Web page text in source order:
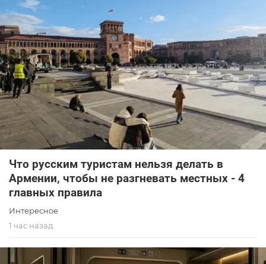
Что русским туристам нельзя делать в
Армении, чтобы не разгневать местных - 4
главных правила
Интересное
1 час назад